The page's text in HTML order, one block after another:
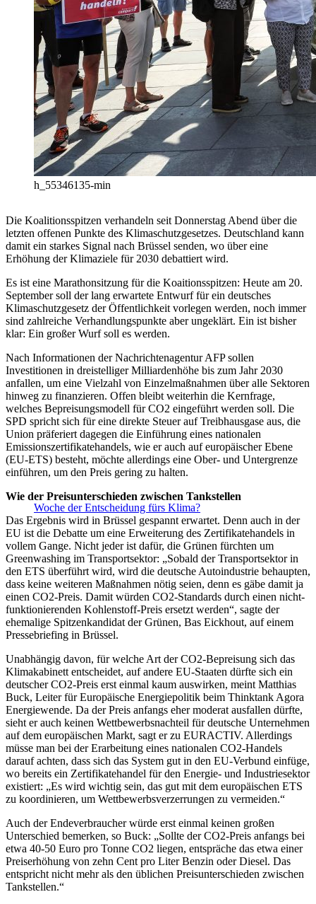
h_55346135-min
Die Koalitionsspitzen verhandeln seit Donnerstag Abend über die
letzten offenen Punkte des Klimaschutzgesetzes. Deutschland kann
damit ein starkes Signal nach Brüssel senden, wo über eine
Erhöhung der Klimaziele für 2030 debattiert wird.
Es ist eine Marathonsitzung für die Koaitionsspitzen: Heute am 20.
September soll der lang erwartete Entwurf für ein deutsches
Klimaschutzgesetz der Öffentlichkeit vorlegen werden, noch immer
sind zahlreiche Verhandlungspunkte aber ungeklärt. Ein ist bisher
klar: Ein großer Wurf soll es werden.
Nach Informationen der Nachrichtenagentur AFP sollen
Investitionen in dreistelliger Milliardenhöhe bis zum Jahr 2030
anfallen, um eine Vielzahl von Einzelmaßnahmen über alle Sektoren
hinweg zu finanzieren. Offen bleibt weiterhin die Kernfrage,
welches Bepreisungsmodell für CO2 eingeführt werden soll. Die
SPD spricht sich für eine direkte Steuer auf Treibhausgase aus, die
Union präferiert dagegen die Einführung eines nationalen
Emissionszertifikatehandels, wie er auch auf europäischer Ebene
(EU-ETS) besteht, möchte allerdings eine Ober- und Untergrenze
einführen, um den Preis gering zu halten.
Woche der Entscheidung fürs Klima?
Wie der Preisunterschieden zwischen Tankstellen
Das Ergebnis wird in Brüssel gespannt erwartet. Denn auch in der
EU ist die Debatte um eine Erweiterung des Zertifikatehandels in
vollem Gange. Nicht jeder ist dafür, die Grünen fürchten um
Greenwashing im Transportsektor: „Sobald der Transportsektor in
den ETS überführt wird, wird die deutsche Autoindustrie behaupten,
dass keine weiteren Maßnahmen nötig seien, denn es gäbe damit ja
einen CO2-Preis. Damit würden CO2-Standards durch einen nicht-
funktionierenden Kohlenstoff-Preis ersetzt werden“, sagte der
ehemalige Spitzenkandidat der Grünen, Bas Eickhout, auf einem
Pressebriefing in Brüssel.
Unabhängig davon, für welche Art der CO2-Bepreisung sich das
Klimakabinett entscheidet, auf andere EU-Staaten dürfte sich ein
deutscher CO2-Preis erst einmal kaum auswirken, meint Matthias
Buck, Leiter für Europäische Energiepolitik beim Thinktank Agora
Energiewende. Da der Preis anfangs eher moderat ausfallen dürfte,
sieht er auch keinen Wettbewerbsnachteil für deutsche Unternehmen
auf dem europäischen Markt, sagt er zu EURACTIV. Allerdings
müsse man bei der Erarbeitung eines nationalen CO2-Handels
darauf achten, dass sich das System gut in den EU-Verbund einfüge,
wo bereits ein Zertifikatehandel für den Energie- und Industriesektor
existiert: „Es wird wichtig sein, das gut mit dem europäischen ETS
zu koordinieren, um Wettbewerbsverzerrungen zu vermeiden.“
Auch der Endeverbraucher würde erst einmal keinen großen
Unterschied bemerken, so Buck: „Sollte der CO2-Preis anfangs bei
etwa 40-50 Euro pro Tonne CO2 liegen, entspräche das etwa einer
Preiserhöhung von zehn Cent pro Liter Benzin oder Diesel. Das
entspricht nicht mehr als den üblichen Preisunterschieden zwischen
Tankstellen.“